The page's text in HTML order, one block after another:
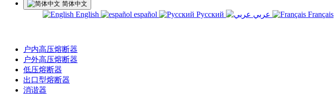
简体中文
English español Русский Français
户内高压熔断器
户外高压熔断器
低压熔断器
出口型熔断器
消谐器